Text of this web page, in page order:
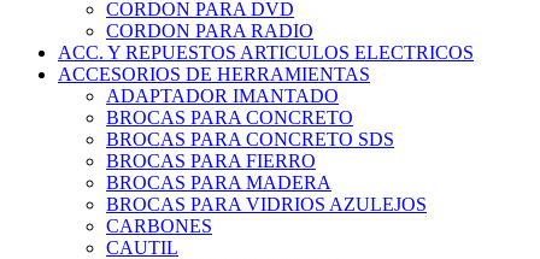
CORDON PARA DVD
CORDON PARA RADIO
ACC. Y REPUESTOS ARTICULOS ELECTRICOS
ACCESORIOS DE HERRAMIENTAS
ADAPTADOR IMANTADO
BROCAS PARA CONCRETO
BROCAS PARA CONCRETO SDS
BROCAS PARA FIERRO
BROCAS PARA MADERA
BROCAS PARA VIDRIOS AZULEJOS
CARBONES
CAUTIL